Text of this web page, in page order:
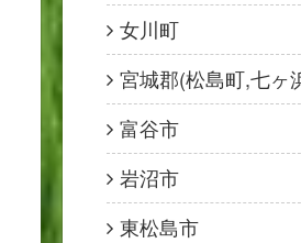
女川町
宮城郡(松島町,七ヶ
富谷市
岩沼市
東松島市